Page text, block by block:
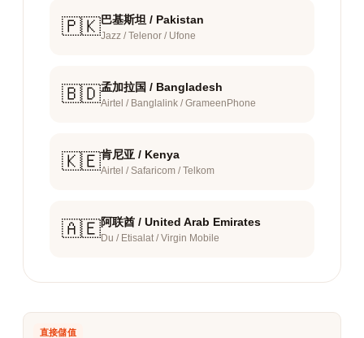
🇵🇰巴基斯坦 / Pakistan
Jazz / Telenor / Ufone
🇧🇩孟加拉国 / Bangladesh
Airtel / Banglalink / GrameenPhone
🇰🇪肯尼亚 / Kenya
Airtel / Safaricom / Telkom
🇦🇪阿联酋 / United Arab Emirates
Du / Etisalat / Virgin Mobile
直接儲值